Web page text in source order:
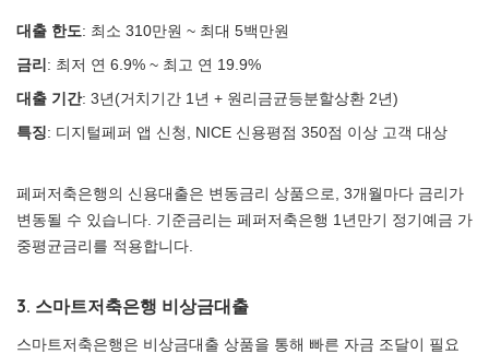
대출 한도: 최소 310만원 ~ 최대 5백만원
금리 : 최저 연 6.9% ~ 최고 연 19.9%
대출 기간: 3년(거치기간 1년 + 원리금균등분할상환 2년)
특징: 디지털페퍼 앱 신청, NICE 신용평점 350점 이상 고객 대상
페퍼저축은행의 신용대출은 변동금리 상품으로, 3개월마다 금리가
변동될 수 있습니다. 기준금리는 페퍼저축은행 1년만기 정기예금 가
중평균금리를 적용합니다.
3. 스마트저축은행 비상금대출
스마트저축은행은 비상금대출 상품을 통해 빠른 자금 조달이 필요